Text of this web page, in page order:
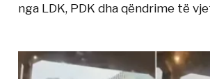
nga LDK, PDK dha qëndrime të